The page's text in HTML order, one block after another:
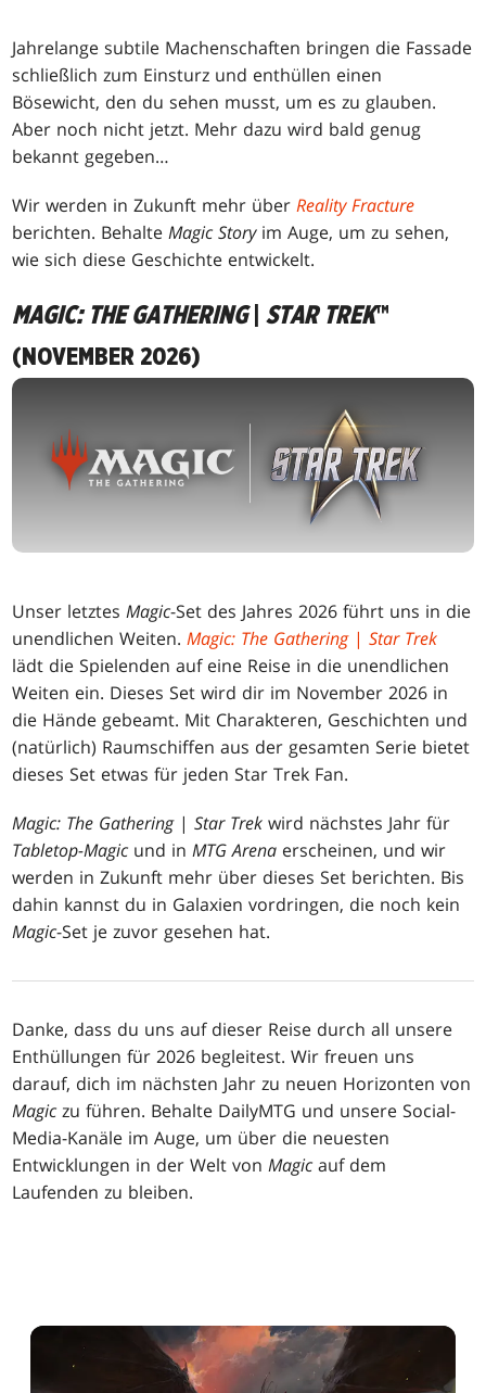
Jahrelange subtile Machenschaften bringen die Fassade
schließlich zum Einsturz und enthüllen einen
Bösewicht, den du sehen musst, um es zu glauben.
Aber noch nicht jetzt. Mehr dazu wird bald genug
bekannt gegeben…
Wir werden in Zukunft mehr überReality Fracture
berichten. BehalteMagic Storyim Auge, um zu sehen,
wie sich diese Geschichte entwickelt.
MAGIC: THE GATHERING|STAR TREK™
(NOVEMBER 2026)
Unser letztesMagic-Set des Jahres 2026 führt uns in die
unendlichen Weiten.Magic: The Gathering|Star Trek
lädt die Spielenden auf eine Reise in die unendlichen
Weiten ein. Dieses Set wird dir im November 2026 in
die Hände gebeamt. Mit Charakteren, Geschichten und
(natürlich) Raumschiffen aus der gesamten Serie bietet
dieses Set etwas für jeden Star Trek Fan.
Magic: The Gathering|Star Trek wird nächstes Jahr für
Tabletop-Magic und inMTG Arena erscheinen, und wir
werden in Zukunft mehr über dieses Set berichten. Bis
dahin kannst du in Galaxien vordringen, die noch kein
Magic-Set je zuvor gesehen hat.
Danke, dass du uns auf dieser Reise durch all unsere
Enthüllungen für 2026 begleitest. Wir freuen uns
darauf, dich im nächsten Jahr zu neuen Horizonten von
Magic zu führen. Behalte DailyMTG und unsere Social-
Media-Kanäle im Auge, um über die neuesten
Entwicklungen in der Welt vonMagic auf dem
Laufenden zu bleiben.